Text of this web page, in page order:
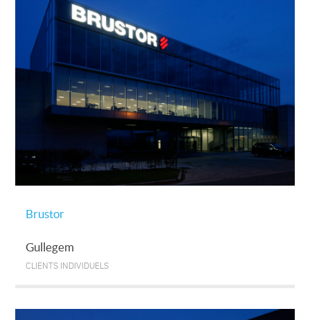
Brustor
Gullegem
CLIENTS INDIVIDUELS